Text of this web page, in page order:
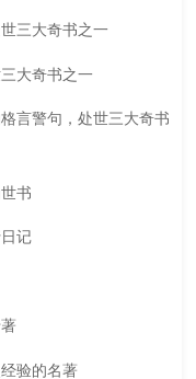
三大奇书之一
大奇书之一
言警句，处世三大奇书
书
记
验的名著